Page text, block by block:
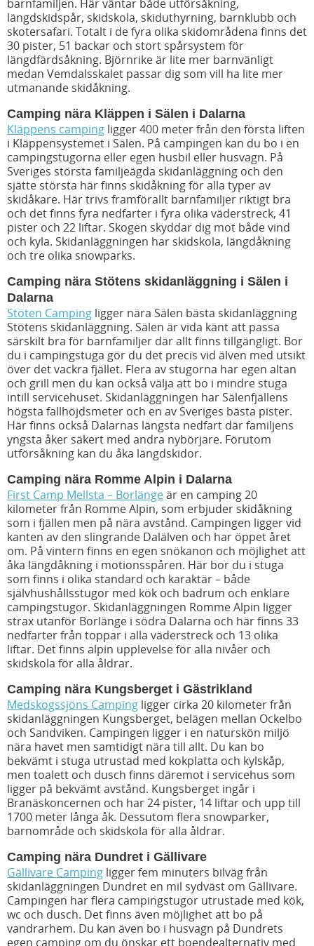
barnfamiljen. Här väntar både utförsåkning,
längdskidspår, skidskola, skiduthyrning, barnklubb och
skotersafari. Totalt i de fyra olika skidområdena finns det
30 pister, 51 backar och stort spårsystem för
längdfärdsåkning. Björnrike är lite mer barnvänligt
medan Vemdalsskalet passar dig som vill ha lite mer
utmanande skidåkning.
Camping nära Kläppen i Sälen i Dalarna
Kläppens camping ligger 400 meter från den första liften
i Kläppensystemet i Sälen. På campingen kan du bo i en
campingstugorna eller egen husbil eller husvagn. På
Sveriges största familjeägda skidanläggning och den
sjätte största här finns skidåkning för alla typer av
skidåkare. Här trivs framförallt barnfamiljer riktigt bra
och det finns fyra nedfarter i fyra olika väderstreck, 41
pister och 22 liftar. Skogen skyddar dig mot både vind
och kyla. Skidanläggningen har skidskola, längdåkning
och tre olika snowparks.
Camping nära Stötens skidanläggning i Sälen i
Dalarna
Stöten Camping ligger nära Sälen bästa skidanläggning
Stötens skidanläggning. Sälen är vida känt att passa
särskilt bra för barnfamiljer där allt finns tillgängligt. Bor
du i campingstuga gör du det precis vid älven med utsikt
över det vackra fjället. Flera av stugorna har egen altan
och grill men du kan också välja att bo i mindre stuga
intill servicehuset. Skidanläggningen har Sälenfjällens
högsta fallhöjdsmeter och en av Sveriges bästa pister.
Här finns också Dalarnas längsta nedfart där familjens
yngsta åker säkert med andra nybörjare. Förutom
utförsåkning kan du åka längdskidor.
Camping nära Romme Alpin i Dalarna
First Camp Mellsta – Borlängeär en camping 20
kilometer från Romme Alpin, som erbjuder skidåkning
som i fjällen men på nära avstånd. Campingen ligger vid
kanten av den slingrande Dalälven och har öppet året
om. På vintern finns en egen snökanon och möjlighet att
åka längdåkning i motionsspåren. Här bor du i stuga
som finns i olika standard och karaktär – både
självhushållsstugor med kök och badrum och enklare
campingstugor. Skidanläggningen Romme Alpin ligger
strax utanför Borlänge i södra Dalarna och här finns 33
nedfarter från toppar i alla väderstreck och 13 olika
liftar. Det finns alpin upplevelse för alla nivåer och
skidskola för alla åldrar.
Camping nära Kungsberget i Gästrikland
Medskogssjöns Camping ligger cirka 20 kilometer från
skidanläggningen Kungsberget, belägen mellan Ockelbo
och Sandviken. Campingen ligger i en naturskön miljö
nära havet men samtidigt nära till allt. Du kan bo
bekvämt i stuga utrustad med kokplatta och kylskåp,
men toalett och dusch finns däremot i servicehus som
ligger på bekvämt avstånd. Kungsberget ingår i
Branäskoncernen och har 24 pister, 14 liftar och upp till
1700 meter långa åk. Dessutom flera snowparker,
barnområde och skidskola för alla åldrar.
Camping nära Dundret i Gällivare
Gällivare Camping ligger fem minuters bilväg från
skidanläggningen Dundret en mil sydväst om Gällivare.
Campingen har flera campingstugor utrustade med kök,
wc och dusch. Det finns även möjlighet att bo på
vandrarhem. Du kan även bo i husvagn på Dundrets
egen camping om du önskar ett boendealternativ med